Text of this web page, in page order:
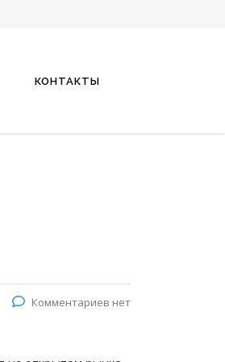
КОНТАКТЫ
Комментариев нет